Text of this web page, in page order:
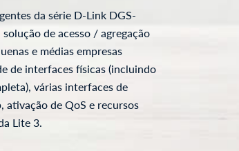
da série D-Link DGS-
de acesso / agregação
e médias empresas
de interfaces físicas (incluindo
várias interfaces de
ativação de QoS e recursos
Lite 3.